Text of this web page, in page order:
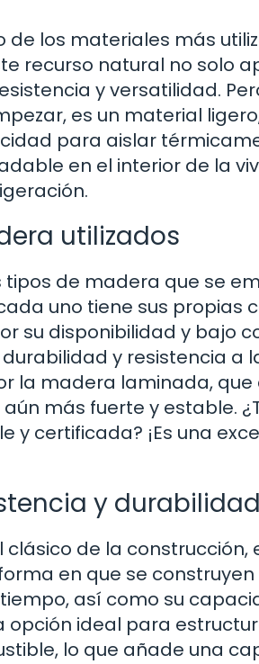
de los materiales más
recurso natural no solo
y versatilidad.
es un material
para aislar
en el interior de la
utilizados
tipos de madera que se
uno tiene sus propias
su disponibilidad y bajo
y resistencia a
la madera laminada,
más fuerte y estable.
y certificada? ¡Es una
y durabilidad
clásico de la
en que se
así como su
opción ideal para
lo que añade una